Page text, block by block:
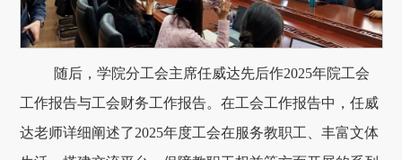
随后，学院分工会主席任威达先后作2025年院工会
工作报告与工会财务工作报告。在工会工作报告中，任威
达老师详细阐述了2025年度工会在服务教职工、丰富文体